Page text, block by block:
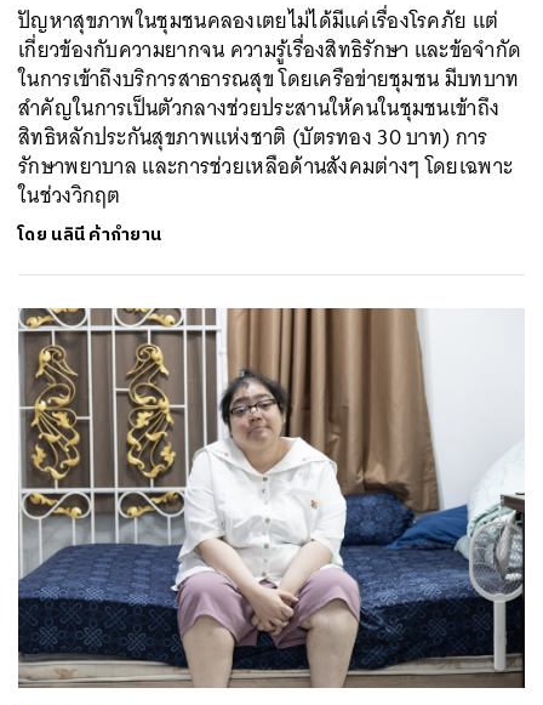
ปัญหาสุขภาพในชุมชนคลองเตยไม่ได้มีแค่เรื่องโรคภัย แต่
เกี่ยวข้องกับความยากจน ความรู้เรื่องสิทธิรักษา และข้อจำกัด
ในการเข้าถึงบริการสาธารณสุข โดยเครือข่ายชุมชน มีบทบาท
สำคัญในการเป็นตัวกลางช่วยประสานให้คนในชุมชนเข้าถึง
สิทธิหลักประกันสุขภาพแห่งชาติ (บัตรทอง 30 บาท) การ
รักษาพยาบาล และการช่วยเหลือด้านสังคมต่างๆ โดยเฉพาะ
ในช่วงวิกฤต
โดย นลินี ค้ากำยาน